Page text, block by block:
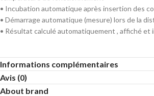
• Incubation automatique après insertion des
• Démarrage automatique (mesure) lors de la
• Résultat calculé automatiquement , affiché et
Informations complémentaires
Avis (0)
About brand